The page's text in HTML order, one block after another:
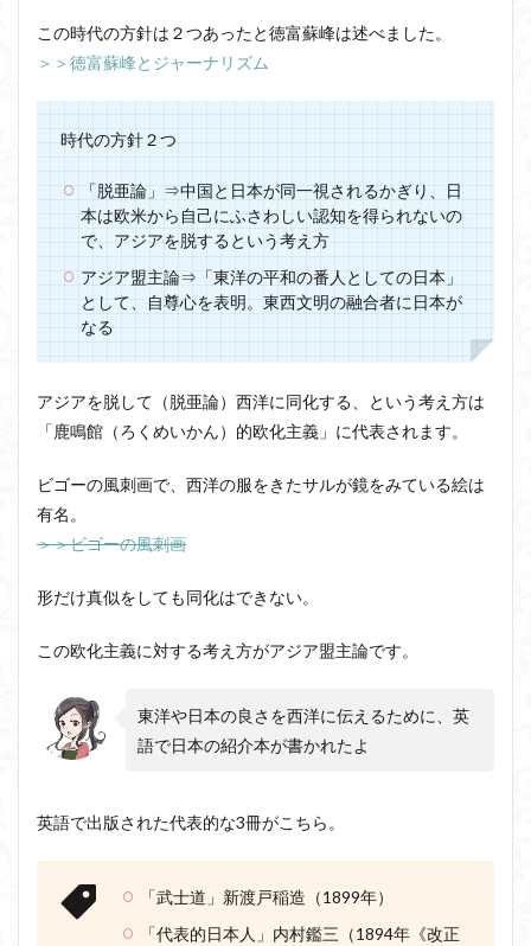
この時代の方針は２つあったと徳富蘇峰は述べました。
＞＞徳富蘇峰とジャーナリズム
時代の方針２つ
「脱亜論」⇒中国と日本が同一視されるかぎり、日
本は欧米から自己にふさわしい認知を得られないの
で、アジアを脱するという考え方
アジア盟主論⇒「東洋の平和の番人としての日本」
として、自尊心を表明。東西文明の融合者に日本が
なる
アジアを脱して（脱亜論）西洋に同化する、という考え方は
「鹿鳴館（ろくめいかん）的欧化主義」に代表されます。
ビゴーの風刺画で、西洋の服をきたサルが鏡をみている絵は
有名。
＞＞ビゴーの風刺画
形だけ真似をしても同化はできない。
この欧化主義に対する考え方がアジア盟主論です。
東洋や日本の良さを西洋に伝えるために、英
語で日本の紹介本が書かれたよ
英語で出版された代表的な3冊がこちら。
「武士道」新渡戸稲造（1899年）
「代表的日本人」内村鑑三（1894年《改正
タブラ・ラサ
ダイアナ・ウィン・ジョーンズ
トマス・クーン
シニフィエ
トマス・ネーゲル
ハイデガー
パラダイム
パラダイムシフト
パロール
ヒラリー・パトナム
ファスティング
フィヒテ
フィルター理論
フィロソフィー
フーコー
フードテック革命
フードロス対策
ショーペンハウアー
シニフィアン
ブリコラージュ
イデア
IPS細胞 J哲学
kindle本
NMNサプリ
かえるかげんしょう
じんしんせい
つながりすぎた世界の先に
はじめてのウィトゲンシュタイン
ひらめき
わかりやすく
アウラ
アリストテレス
イデオロギー
ギンギツネ
クオリア クワイン
ゲーム理論
中島義道
人は食事から作られる 人新世
人間
他人本位
代替プロテイン 伊藤亜紗
世俗化
具体例 分からない
副業
勉強の哲学 動物倫理
千葉雅也
反証可能性
古田徹也
右脳